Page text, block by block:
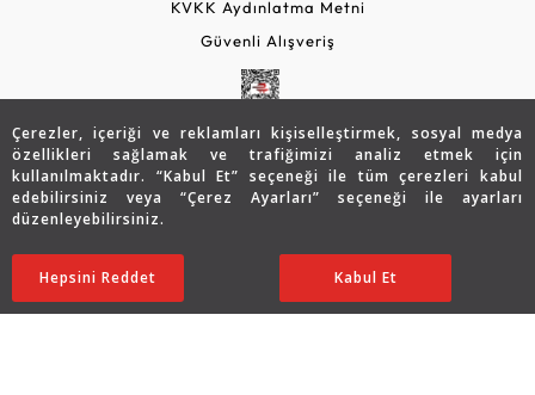
Çerezler, içeriği ve reklamları kişiselleştirmek, sosyal medya
özellikleri sağlamak ve trafiğimizi analiz etmek için
kullanılmaktadır. “Kabul Et” seçeneği ile tüm çerezleri kabul
edebilirsiniz veya “Çerez Ayarları” seçeneği ile ayarları
düzenleyebilirsiniz.
Ayarları Düzenle
Hepsini Reddet Kabul Et
KVKK Aydınlatma Metni
Güvenli Alışveriş
Copyright © 2026 Assos Pırlanta - Bu sitenin tüm hakları